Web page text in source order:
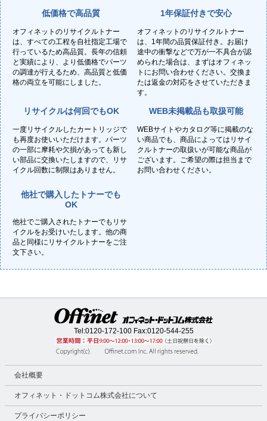
低価格で高品質
オフィネットのリサイクルトナー
は、すべての工程を自社指定工場で
行っているため高品質。長年の信頼
と実績により、より低価格でパーツ
の調達が行えるため、高品質と低価
格の両立を可能にしました。
1年保証付きで安心
オフィネットのリサイクルトナー
は、1年間の品質保証付き。お届け
途中の衝撃などで万が一不具合が認
められた場合は、まずはオフィネッ
トにお問い合わせください。交換ま
たは返金の対応をさせていただきま
す。
リサイクルは何回でもOK
一度リサイクルしたカートリッジで
も再度お使いいただけます。パーツ
の一部に摩耗や欠損があっても新し
い部品に交換いたしますので、リサ
イクル回数に制限はありません。
WEB未掲載品も取扱可能
WEBサイトやカタログ等に掲載のな
い商品でも、商品によってはリサイ
クルトナーの取扱いが可能な商品が
ございます。ご希望の際は担当まで
お問い合わせください。
他社で購入したトナーでも
OK
他社でご購入されたトナーでもリサ
イクルをお受けいたします。他の商
品と同様にリサイクルトナーをご注
文下さい。
Tel:0120-172-100Fax:0120-544-255
会社概要
オフィネット・ドットコム株式会社について
プライバシーポリシー